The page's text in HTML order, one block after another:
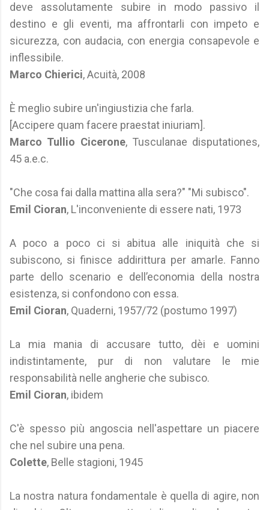
deve assolutamente subire in modo passivo il
destino e gli eventi, ma affrontarli con impeto e
sicurezza, con audacia, con energia consapevole e
inflessibile.
Marco Chierici, Acuità, 2008
È meglio subire un'ingiustizia che farla.
[Accipere quam facere praestat iniuriam].
Marco Tullio Cicerone, Tusculanae disputationes,
45 a.e.c.
"Che cosa fai dalla mattina alla sera?" "Mi subisco".
Emil Cioran, L'inconveniente di essere nati, 1973
A poco a poco ci si abitua alle iniquità che si
subiscono, si finisce addirittura per amarle. Fanno
parte dello scenario e dell’economia della nostra
esistenza, si confondono con essa.
Emil Cioran, Quaderni, 1957/72 (postumo 1997)
La mia mania di accusare tutto, dèi e uomini
indistintamente, pur di non valutare le mie
responsabilità nelle angherie che subisco.
Emil Cioran, ibidem
C'è spesso più angoscia nell'aspettare un piacere
che nel subire una pena.
Colette, Belle stagioni, 1945
La nostra natura fondamentale è quella di agire, non